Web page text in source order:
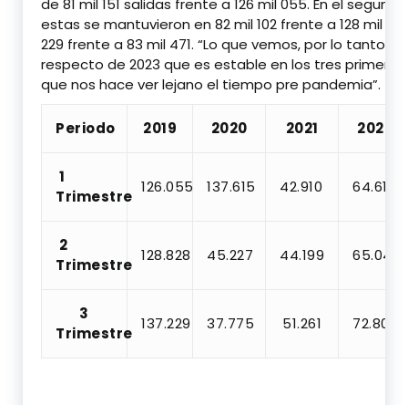
de 81 mil 151 salidas frente a 126 mil 055. En el
estas se mantuvieron en 82 mil 102 frente a 128 mil
229 frente a 83 mil 471. “Lo que vemos, por lo tanto,
respecto de 2023 que es estable en los tres
que nos hace ver lejano el tiempo pre pandemia”.
Periodo 2019 2020 2021 2022
1
Trimestre
126.055 137.615 42.910 64.612
2
Trimestre
128.828 45.227 44.199 65.043
3
Trimestre
137.229 37.775 51.261 72.807